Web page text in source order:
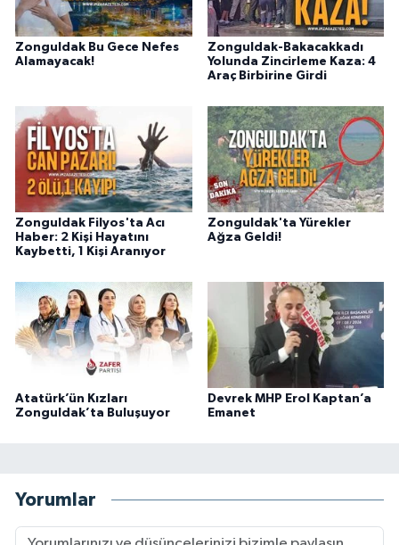
Zonguldak Bu Gece Nefes
Alamayacak!
Zonguldak-Bakacakkadı
Yolunda Zincirleme Kaza: 4
Araç Birbirine Girdi
Zonguldak Filyos'ta Acı
Haber: 2 Kişi Hayatını
Kaybetti, 1 Kişi Aranıyor
Zonguldak'ta Yürekler
Ağza Geldi!
Atatürk’ün Kızları
Zonguldak’ta Buluşuyor
Devrek MHP Erol Kaptan’a
Emanet
Yorumlar